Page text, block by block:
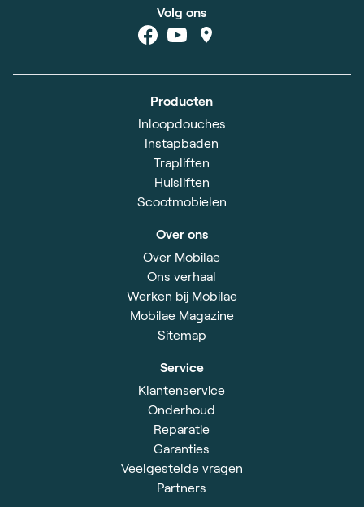
Volg ons
Producten
Inloopdouches
Instapbaden
Trapliften
Huisliften
Scootmobielen
Over ons
Over Mobilae
Ons verhaal
Werken bij Mobilae
Mobilae Magazine
Sitemap
Service
Klantenservice
Onderhoud
Reparatie
Garanties
Veelgestelde vragen
Partners